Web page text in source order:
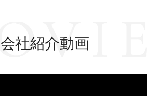
会社紹介動画